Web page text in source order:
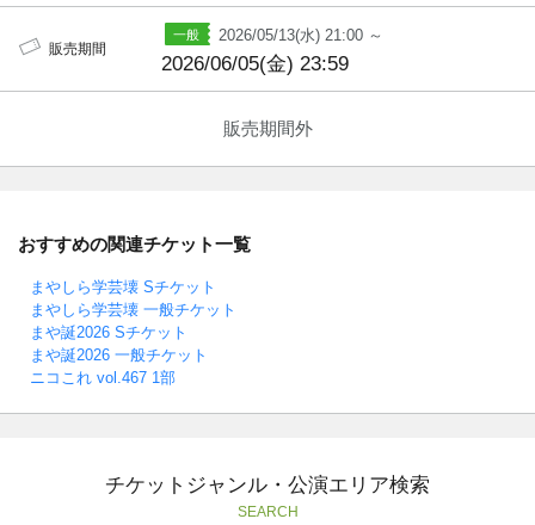
販売期間
2026/05/13(水) 21:00 ～
2026/06/05(金) 23:59
販売期間外
おすすめの関連チケット一覧
まやしら学芸壊 Sチケット
まやしら学芸壊 一般チケット
まや誕2026 Sチケット
まや誕2026 一般チケット
ニコこれ vol.467 1部
チケットジャンル・公演エリア検索
SEARCH